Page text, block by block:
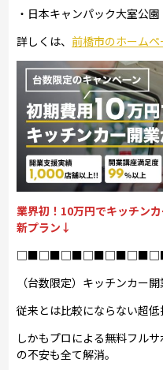
・日本キャンパック大室公園
詳しくは、 前橋市のホームペ
業界初！10万円でキッチン
新プラン↓
（台数限定）キッチンカー
従来とは比較にならない超低
しかもプロによる無料フル
の不安も全て解消。